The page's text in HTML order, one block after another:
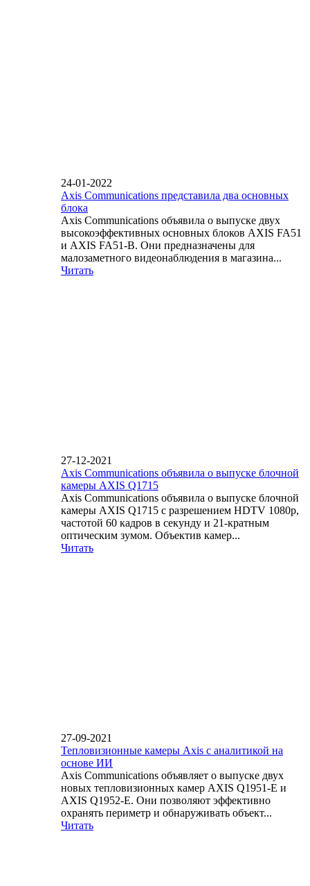
24-01-2022
Axis Communications представила два основных
блока
Axis Communications объявила о выпуске двух
высокоэффективных основных блоков AXIS FA51
и AXIS FA51-B. Они предназначены для
малозаметного видеонаблюдения в магазина...
Читать
27-12-2021
Axis Communications объявила о выпуске блочной
камеры AXIS Q1715
Axis Communications объявила о выпуске блочной
камеры AXIS Q1715 с разрешением HDTV 1080p,
частотой 60 кадров в секунду и 21-кратным
оптическим зумом. Объектив камер...
Читать
27-09-2021
Тепловизионные камеры Axis с аналитикой на
основе ИИ
Axis Communications объявляет о выпуске двух
новых тепловизионных камер AXIS Q1951-E и
AXIS Q1952-E. Они позволяют эффективно
охранять периметр и обнаруживать объект...
Читать